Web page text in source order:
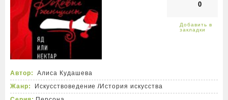
0
Автор:
Алиса Кудашева
Жанр:
Искусствоведение /История искусства